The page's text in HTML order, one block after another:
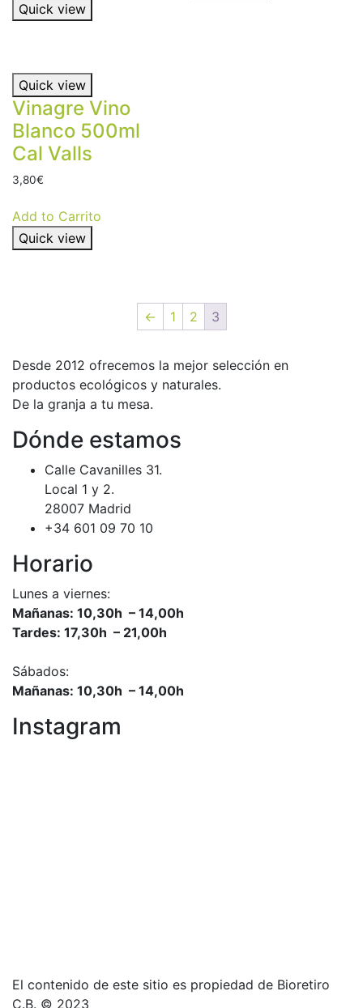
Quick view
Quick view
Vinagre Vino
Blanco 500ml
Cal Valls
3,80€
Add to Carrito
Quick view
← 1 2 3
Desde 2012 ofrecemos la mejor selección en
productos ecológicos y naturales.
De la granja a tu mesa.
Dónde estamos
Calle Cavanilles 31.
Local 1 y 2.
28007 Madrid
+34 601 09 70 10
Horario
Lunes a viernes:
Mañanas: 10,30h – 14,00h
Tardes: 17,30h – 21,00h
Sábados:
Mañanas: 10,30h – 14,00h
Instagram
El contenido de este sitio es propiedad de Bioretiro
C.B. © 2023